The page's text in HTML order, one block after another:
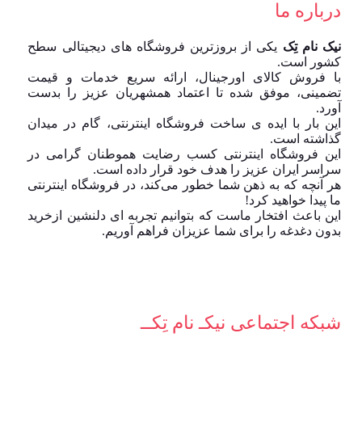
درباره ما
نیک نام تِک یکی از بروزترین فروشگاه های دیجیتالی سطح
کشور است.
با فروش کالای اورجینال، ارائه سریع خدمات و قیمت
تضمینی، موفق شده تا اعتماد همشهریان عزیز را بدست
آورد.
این بار با ایده ی ساخت فروشگاه اینترنتی، گام در میدان
گذاشته است.
این فروشگاه اینترنتی کسب رضایت هموطنان گرامی در
سراسر ایران عزیز را هدف خود قرار داده است.
هر آنچه که به ذهن شما خطور می‌کند، در فروشگاه اینترنتی
ما پیدا خواهید کرد!
این باعث افتخار ماست که بتوانیم تجربه ای دلنشین ازخرید
بدون دغدغه را برای شما عزیزان فراهم آوریم.
شبکه‌ اجتماعی نیکـ نام تِکــ